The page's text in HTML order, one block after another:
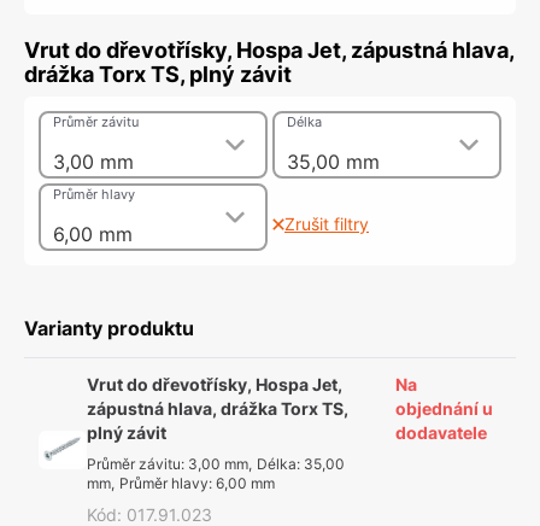
Vrut do dřevotřísky, Hospa Jet, zápustná hlava,
drážka Torx TS, plný závit
3,00 mm
Průměr závitu
35,00 mm
Délka
6,00 mm
Průměr hlavy
Zrušit filtry
Varianty produktu
Vrut do dřevotřísky, Hospa Jet,
zápustná hlava, drážka Torx TS,
plný závit
Průměr závitu: 3,00 mm, Délka: 35,00
mm, Průměr hlavy: 6,00 mm
Kód: 017.91.023
Na
objednání u
dodavatele